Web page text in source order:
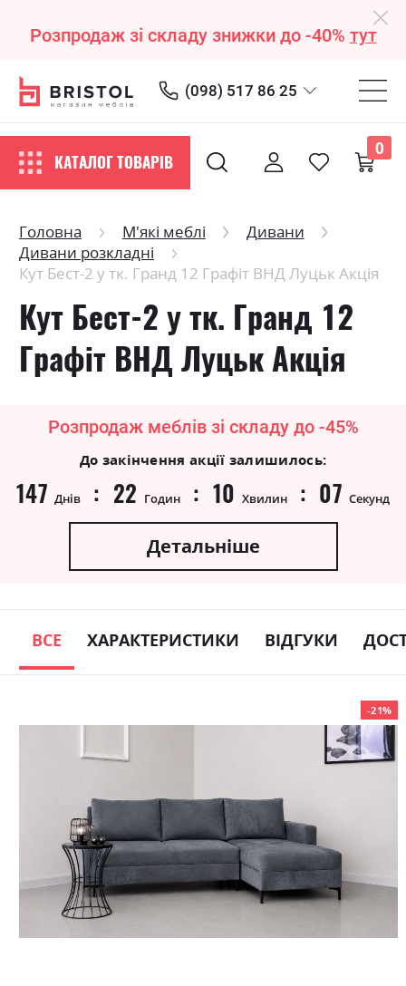
Розпродаж зі складу знижки до -40% тут
(098) 517 86 25
КАТАЛОГ ТОВАРІВ
0
Головна М'які меблі
Дивани
Дивани розкладні
Кут Бест-2 у тк. Гранд 12 Графіт ВНД Луцьк Акція
Кут Бест-2 у тк. Гранд 12
Графіт ВНД Луцьк Акція
Розпродаж меблів зі складу до -45%
До закінчення акції залишилось:
147 Днів 22 Годин 10 Хвилин 07 Секунд
Детальніше
ВСЕ ХАРАКТЕРИСТИКИ ВІДГУКИ
-21%
to
gallery